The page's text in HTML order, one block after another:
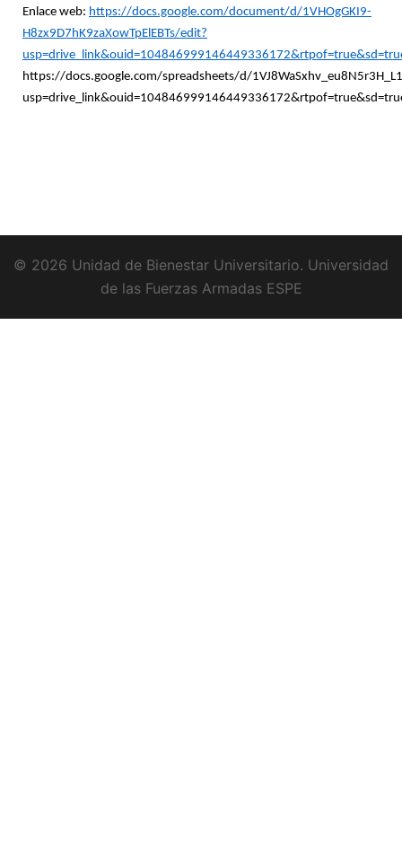
Enlace web: https://docs.google.com/document/d/1VHOgGKI9-
H8zx9D7hK9zaXowTpElEBTs/edit?
https://docs.google.com/spreadsheets/d/
© 2026 Unidad de Bienestar Universitario. Universidad
de las Fuerzas Armadas ESPE